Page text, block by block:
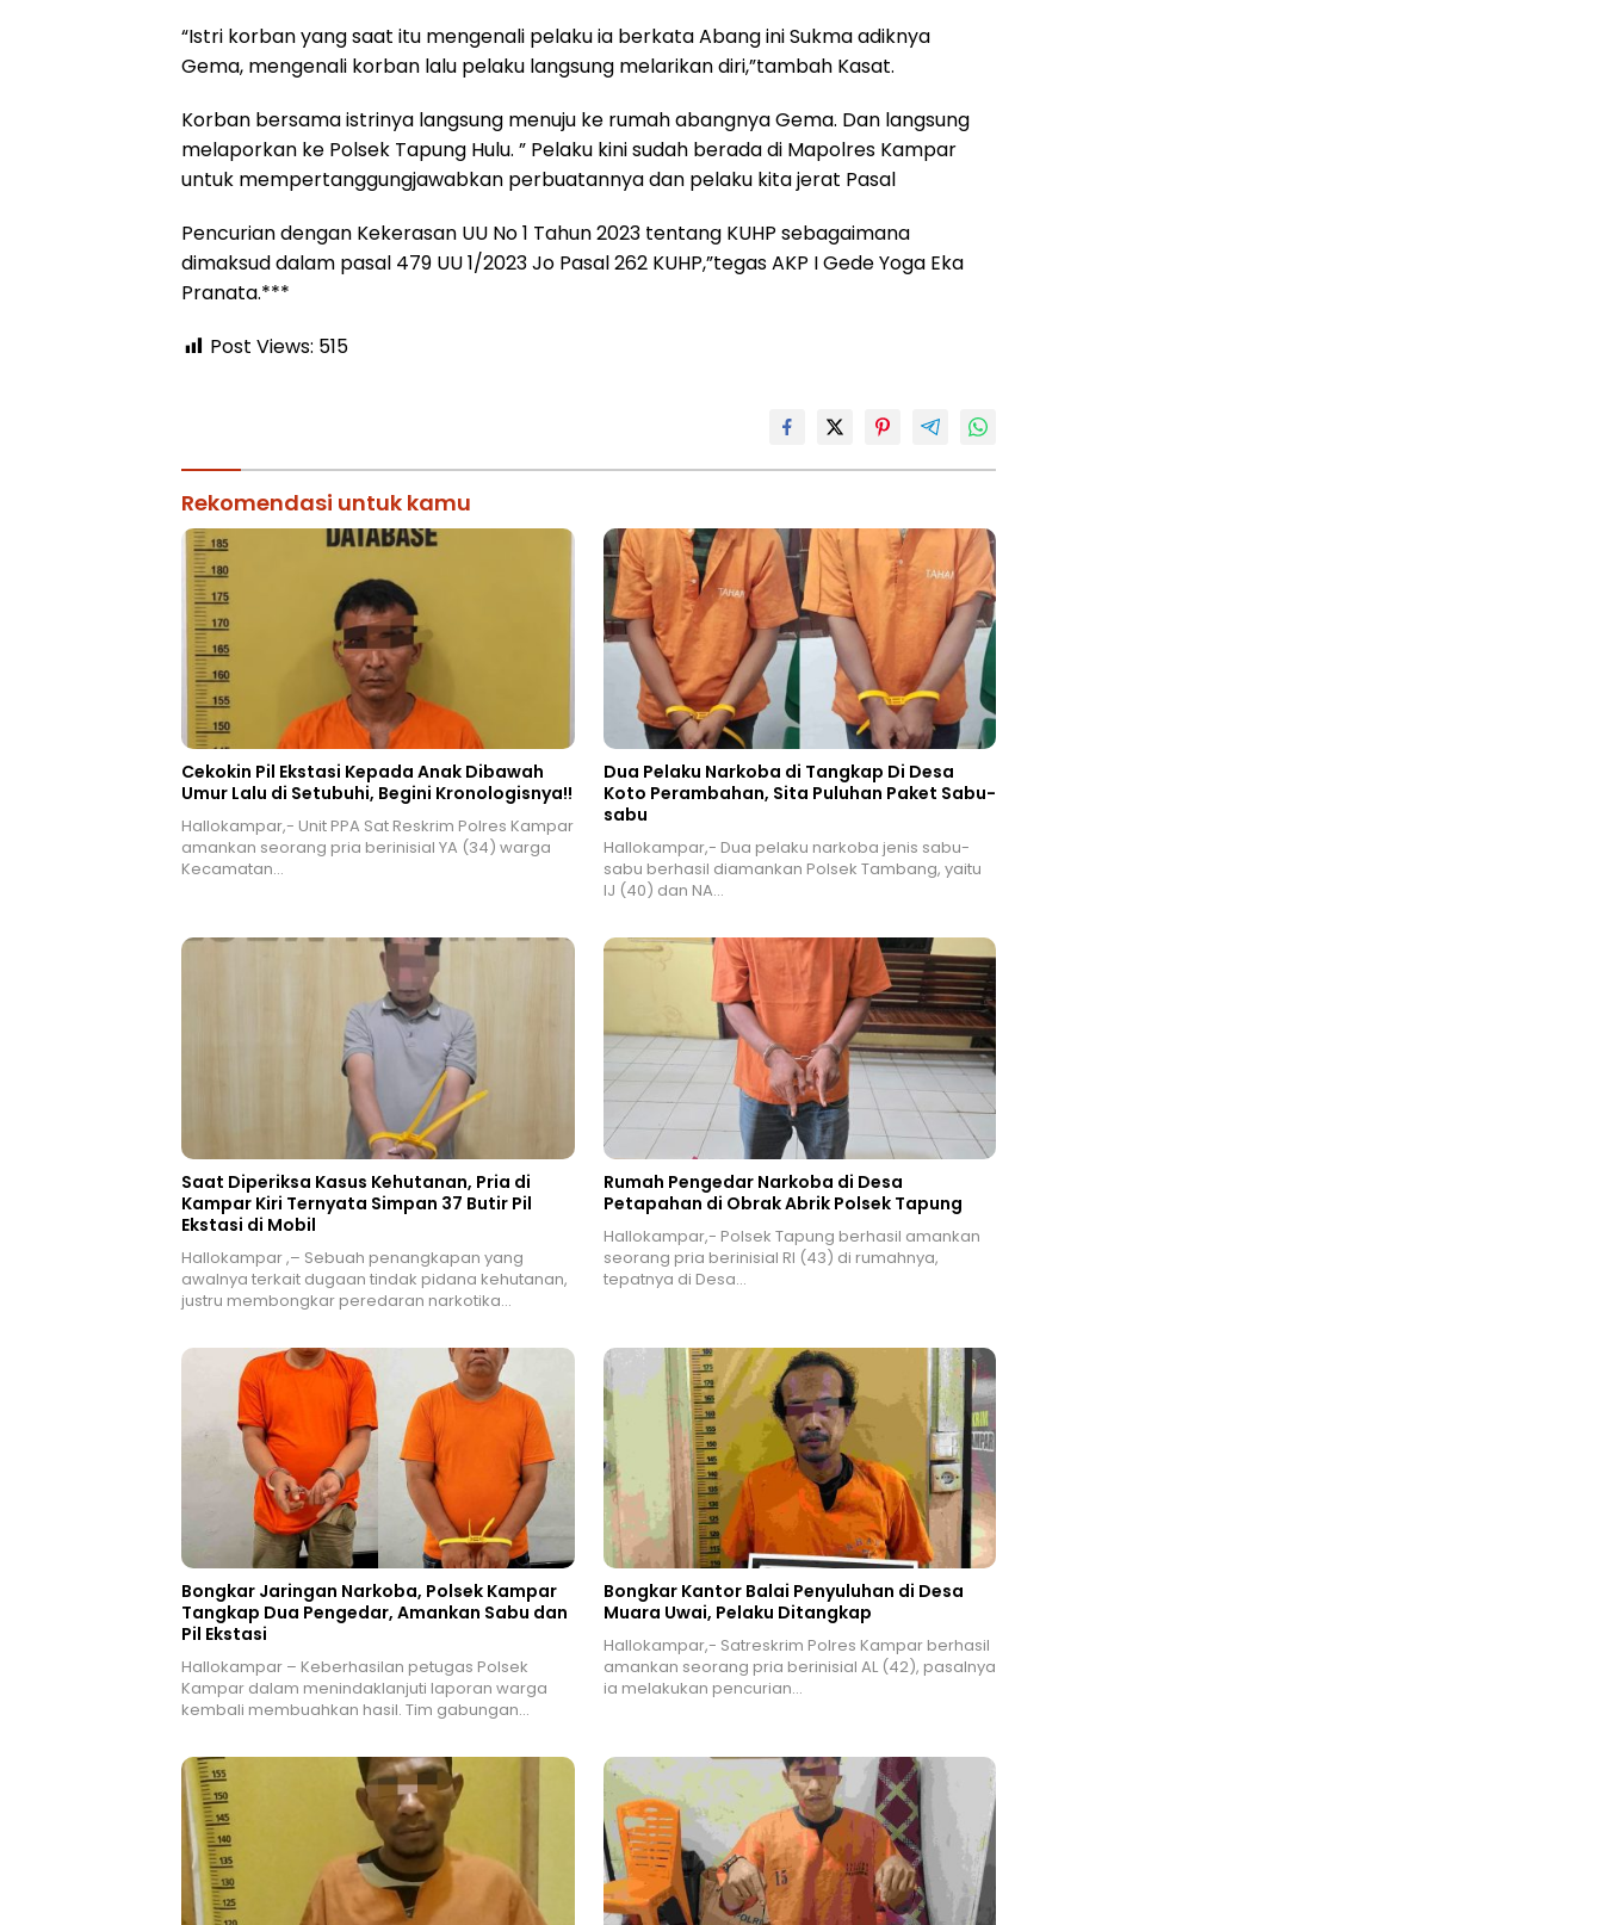
“Istri korban yang saat itu mengenali pelaku ia berkata Abang ini Sukma adiknya
Gema, mengenali korban lalu pelaku langsung melarikan diri,”tambah Kasat.
Korban bersama istrinya langsung menuju ke rumah abangnya Gema. Dan langsung
melaporkan ke Polsek Tapung Hulu. ” Pelaku kini sudah berada di Mapolres Kampar
untuk mempertanggungjawabkan perbuatannya dan pelaku kita jerat Pasal
Pencurian dengan Kekerasan UU No 1 Tahun 2023 tentang KUHP sebagaimana
dimaksud dalam pasal 479 UU 1/2023 Jo Pasal 262 KUHP,”tegas AKP I Gede Yoga Eka
Pranata.***
Post Views: 515
Rekomendasi untuk kamu
Cekokin Pil Ekstasi Kepada Anak Dibawah
Umur Lalu di Setubuhi, Begini Kronologisnya!!
Hallokampar,- Unit PPA Sat Reskrim Polres Kampar
amankan seorang pria berinisial YA (34) warga
Kecamatan…
Dua Pelaku Narkoba di Tangkap Di Desa
Koto Perambahan, Sita Puluhan Paket Sabu-
sabu
Hallokampar,- Dua pelaku narkoba jenis sabu-
sabu berhasil diamankan Polsek Tambang, yaitu
IJ (40) dan NA…
Saat Diperiksa Kasus Kehutanan, Pria di
Kampar Kiri Ternyata Simpan 37 Butir Pil
Ekstasi di Mobil
Hallokampar ,– Sebuah penangkapan yang
awalnya terkait dugaan tindak pidana kehutanan,
justru membongkar peredaran narkotika…
Rumah Pengedar Narkoba di Desa
Petapahan di Obrak Abrik Polsek Tapung
Hallokampar,- Polsek Tapung berhasil amankan
seorang pria berinisial RI (43) di rumahnya,
tepatnya di Desa…
Bongkar Jaringan Narkoba, Polsek Kampar
Tangkap Dua Pengedar, Amankan Sabu dan
Pil Ekstasi
Hallokampar – Keberhasilan petugas Polsek
Kampar dalam menindaklanjuti laporan warga
kembali membuahkan hasil. Tim gabungan…
Bongkar Kantor Balai Penyuluhan di Desa
Muara Uwai, Pelaku Ditangkap
Hallokampar,- Satreskrim Polres Kampar berhasil
amankan seorang pria berinisial AL (42), pasalnya
ia melakukan pencurian…